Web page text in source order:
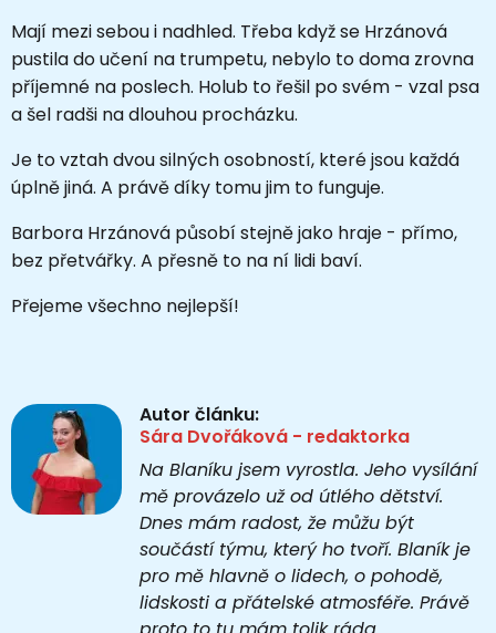
Mají mezi sebou i nadhled. Třeba když se Hrzánová
pustila do učení na trumpetu, nebylo to doma zrovna
příjemné na poslech. Holub to řešil po svém - vzal psa
a šel radši na dlouhou procházku.
Je to vztah dvou silných osobností, které jsou každá
úplně jiná. A právě díky tomu jim to funguje.
Barbora Hrzánová působí stejně jako hraje - přímo,
bez přetvářky. A přesně to na ní lidi baví.
Přejeme všechno nejlepší!
Autor článku:
Sára Dvořáková - redaktorka
Na Blaníku jsem vyrostla. Jeho vysílání
mě provázelo už od útlého dětství.
Dnes mám radost, že můžu být
součástí týmu, který ho tvoří. Blaník je
pro mě hlavně o lidech, o pohodě,
lidskosti a přátelské atmosféře. Právě